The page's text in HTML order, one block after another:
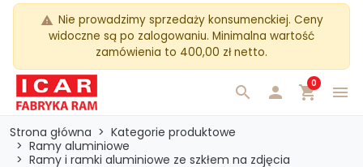
warning Nie prowadzimy sprzedaży konsumenckiej. Ceny
widoczne są po zalogowaniu. Minimalna wartość
zamówienia to 400,00 zł netto.
menu
search  shopping_cart
0
Strona główna
Kategorie produktowe
Ramy aluminiowe
Ramy i ramki aluminiowe ze szkłem na zdjęcia